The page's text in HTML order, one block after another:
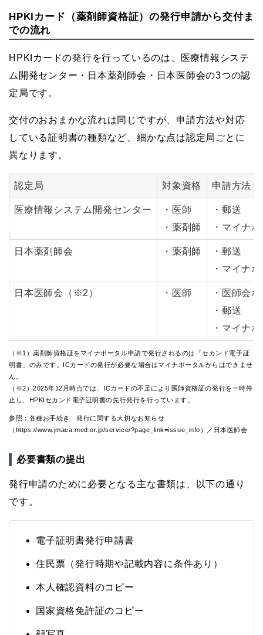
HPKIカード（薬剤師資格証）の発行申請から交付ま
での流れ
HPKIカードの発行を行っているのは、医療情報システ
ム開発センター・日本薬剤師会・日本医師会の3つの認
定局です。
交付のおおまかな流れは同じですが、申請方法や対応
している証明書の種類など、細かな点は認定局ごとに
異なります。
認定局 対象資格 申請方法
医療情報システム開発センター
・医師
・薬剤師
・郵送
・マイナ
日本薬剤師会 ・薬剤師
・郵送
・マイナ
日本医師会（※2） ・医師
・医師会
・郵送
・マイナ
（※1）薬剤師資格証をマイナポータル申請で発行されるのは「セカンド電子証
明書」のみです。ICカードの発行が必要な場合はマイナポータルからはできませ
ん。
（※2）2025年12月時点では、ICカードの不足により医師資格証の発行を一時停
止し、HPKIセカンド電子証明書の先行発行を行っています。
参照：各種お手続き 発行に関する大切なお知らせ
（https://www.jmaca.med.or.jp/service/?page_link=issue_info）／日本医師会
必要書類の提出
発行申請のために必要となる主な書類は、以下の通り
です。
電子証明書発行申請書
住民票（発行時期や記載内容に条件あり）
本人確認資料のコピー
国家資格免許証のコピー